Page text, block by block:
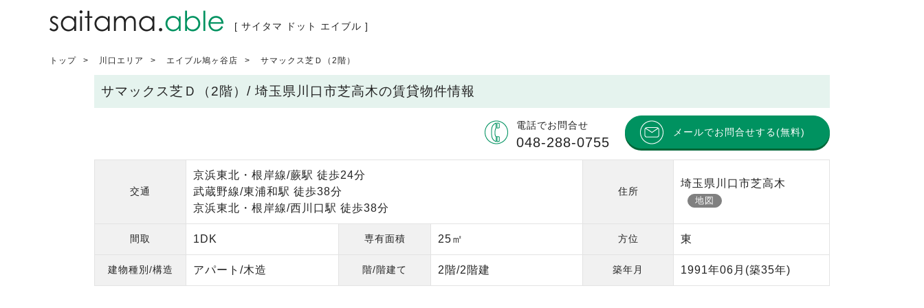
[ サイタマ ドット エイブル ]
トップ 川口エリア エイブル鳩ヶ谷店 サマックス芝Ｄ（2階）
サマックス芝Ｄ（2階）/ 埼玉県川口市芝高木の賃貸物件情報
電話でお問合せ
048-288-0755
メールでお問合せする(無料)
交通
京浜東北・根岸線/蕨駅 徒歩24分
武蔵野線/東浦和駅 徒歩38分
京浜東北・根岸線/西川口駅 徒歩38分
住所
埼玉県川口市芝高木
地図
間取 1DK 専有面積 25㎡ 方位 東
建物種別/構造 アパート/木造 階/階建て 2階/2階建 築年月 1991年06月 (築35年)